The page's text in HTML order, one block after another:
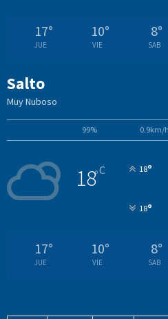
17°
JUE
10°
VIE
8°
SAB
Salto
Muy Nuboso
99% 0.9km/h
18°C 18°
18°
17°
JUE
10°
VIE
8°
SAB